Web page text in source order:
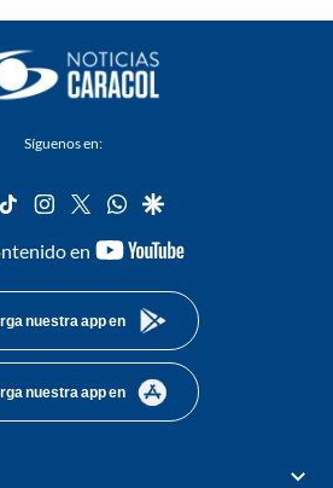
Síguenos en:
tiktok instagram
twitterwhatsapp
google
en
youtube-
nuestra app en
nuestra app en